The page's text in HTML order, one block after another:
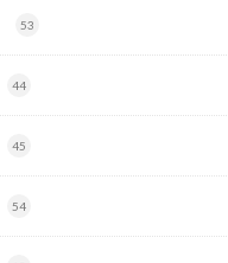
53
44
45
54